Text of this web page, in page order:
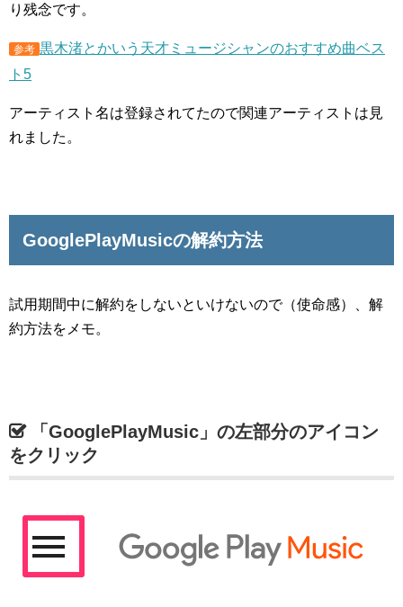
り残念です。
参考 黒木渚とかいう天才ミュージシャンのおすすめ曲ベス
ト5
アーティスト名は登録されてたので関連アーティストは見
れました。
GooglePlayMusicの解約方法
試用期間中に解約をしないといけないので（使命感）、解
約方法をメモ。
「GooglePlayMusic」の左部分のアイコン
をクリック